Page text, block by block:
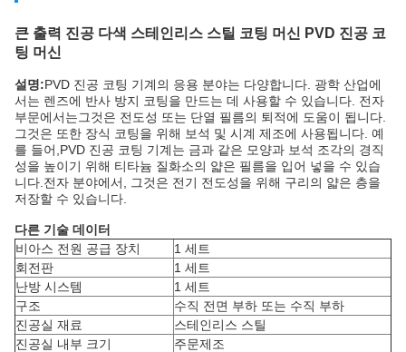
큰 출력 진공 다색 스테인리스 스틸 코팅 머신 PVD 진공 코
팅 머신
설명:PVD 진공 코팅 기계의 응용 분야는 다양합니다. 광학 산업에
서는 렌즈에 반사 방지 코팅을 만드는 데 사용할 수 있습니다. 전자
부문에서는그것은 전도성 또는 단열 필름의 퇴적에 도움이 됩니다.
그것은 또한 장식 코팅을 위해 보석 및 시계 제조에 사용됩니다. 예
를 들어,PVD 진공 코팅 기계는 금과 같은 모양과 보석 조각의 경직
성을 높이기 위해 티타늄 질화소의 얇은 필름을 입어 넣을 수 있습
니다.전자 분야에서, 그것은 전기 전도성을 위해 구리의 얇은 층을
저장할 수 있습니다.
다른 기술 데이터
비아스 전원 공급 장치
1 세트
회전판
1 세트
난방 시스템
1 세트
구조
수직 전면 부하 또는 수직 부하
진공실 재료
스테인리스 스틸
진공실 내부 크기
주문제조